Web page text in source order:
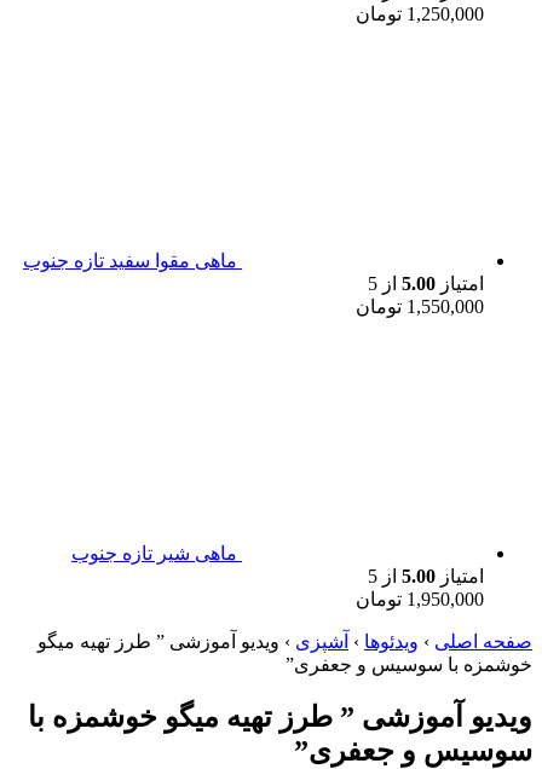
1,250,000 تومان
ماهی مقوا سفید تازه جنوب
امتیاز 5.00 از 5
1,550,000 تومان
ماهی شیر تازه جنوب
امتیاز 5.00 از 5
1,950,000 تومان
صفحه اصلی › ویدئوها › آشپزی › ویدیو آموزشی ” طرز تهیه میگو
خوشمزه با سوسیس و جعفری”
ویدیو آموزشی ” طرز تهیه میگو خوشمزه با
سوسیس و جعفری”